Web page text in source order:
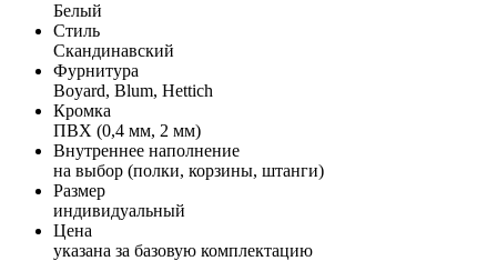
Белый
Стиль
Скандинавский
Фурнитура
Boyard, Blum, Hettich
Кромка
ПВХ (0,4 мм, 2 мм)
Внутреннее наполнение
на выбор (полки, корзины, штанги)
Размер
индивидуальный
Цена
указана за базовую комплектацию